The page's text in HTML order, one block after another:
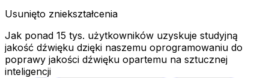
Usunięto zniekształcenia
Jak ponad 15 tys. użytkowników uzyskuje studyjną
jakość dźwięku dzięki naszemu oprogramowaniu do
poprawy jakości dźwięku opartemu na sztucznej
inteligencji